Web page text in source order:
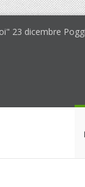
23 dicembre